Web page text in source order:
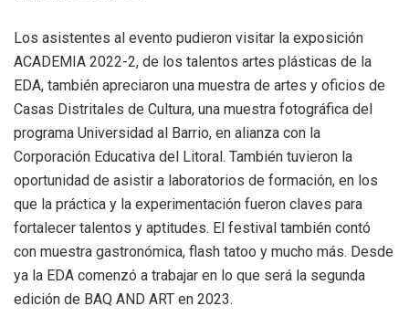
Los asistentes al evento pudieron visitar la exposición
ACADEMIA 2022-2, de los talentos artes plásticas de la
EDA, también apreciaron una muestra de artes y oficios de
Casas Distritales de Cultura, una muestra fotográfica del
programa Universidad al Barrio, en alianza con la
Corporación Educativa del Litoral. También tuvieron la
oportunidad de asistir a laboratorios de formación, en los
que la práctica y la experimentación fueron claves para
fortalecer talentos y aptitudes. El festival también contó
con muestra gastronómica, flash tatoo y mucho más. Desde
ya la EDA comenzó a trabajar en lo que será la segunda
edición de BAQ AND ART en 2023.